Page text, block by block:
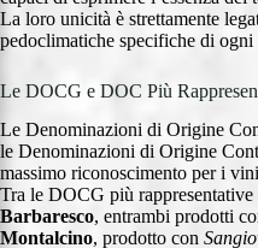
La loro unicità è strettamente
pedoclimatiche specifiche di ogni
Le DOCG e DOC Più
Le Denominazioni di Origine
le Denominazioni di Origine
massimo riconoscimento per i
Tra le DOCG più
Barbaresco, entrambi prodotti
Montalcino, prodotto con